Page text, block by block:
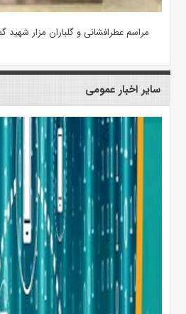
مراسم عطرافشانی و گلباران مزار شهید
سایر اخبار عمومی